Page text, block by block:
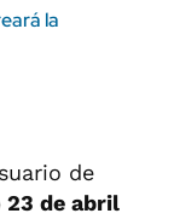
la
de
23 de abril